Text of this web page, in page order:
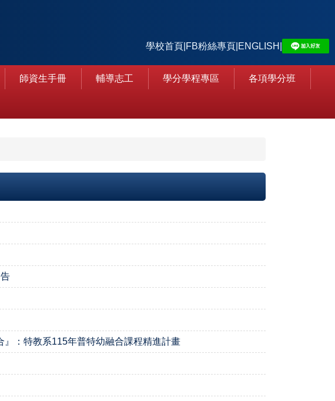
學校首頁 FB粉絲專頁 ENGLISH
師資生手冊 輔導志工 學分學程專區 各項學分班
』：特教系115年普特幼融合課程精進計畫